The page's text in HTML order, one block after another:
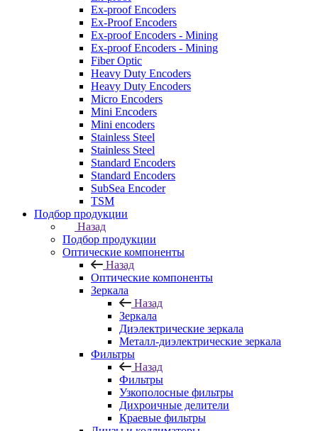
Ex-proof Encoders
Ex-Proof Encoders
Ex-proof Encoders - Mining
Ex-proof Encoders - Mining
Fiber Optic
Heavy Duty Encoders
Heavy Duty Encoders
Micro Encoders
Mini Encoders
Mini encoders
Stainless Steel
Stainless Steel
Standard Encoders
Standard Encoders
SubSea Encoder
TSM
Подбор продукции
Назад
Подбор продукции
Оптические компоненты
Назад
Оптические компоненты
Зеркала
Назад
Зеркала
Диэлектрические зеркала
Металл-диэлектрические зеркала
Фильтры
Назад
Фильтры
Узкополосные фильтры
Дихроичные делители
Краевые фильтры